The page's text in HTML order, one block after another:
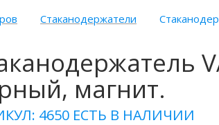
Стаканодержатели
магнит.
4650 ЕСТЬ В НАЛИЧИИ